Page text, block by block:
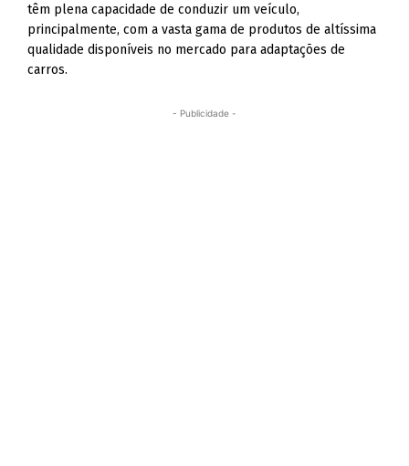
têm plena capacidade de conduzir um veículo,
principalmente, com a vasta gama de produtos de altíssima
qualidade disponíveis no mercado para adaptações de
carros.
- Publicidade -